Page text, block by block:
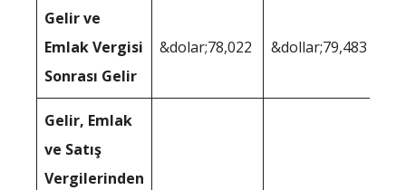
Gelir ve
Emlak Vergisi
Sonrası Gelir
&dolar;78,022 &dollar;79,483
Gelir, Emlak
ve Satış
Vergilerinden